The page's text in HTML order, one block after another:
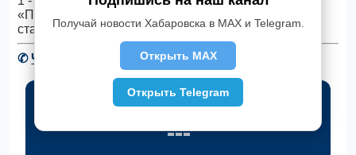
«Платинум Арена» в 10 часов, а для
старшеклассников – в 14 часов.
✆Читать новости Хабаровска в Telegram
Получай новости Хабаровска в MAX и Telegram.
Открыть MAX
Открыть Telegram